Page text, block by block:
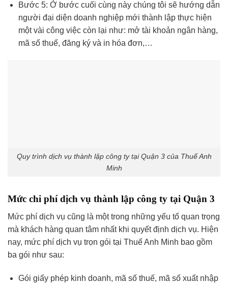
Bước 5: Ở bước cuối cùng này chúng tôi sẽ hướng dẫn
người đại diện doanh nghiệp mới thành lập thực hiện
một vài công việc còn lại như: mở tài khoản ngân hàng,
mã số thuế, đăng ký và in hóa đơn,…
Quy trình dịch vụ thành lập công ty tại Quận 3 của Thuế Anh
Minh
Mức chi phí dịch vụ thành lập công ty tại Quận 3
Mức phí dịch vụ cũng là một trong những yếu tố quan trọng
mà khách hàng quan tâm nhất khi quyết định dịch vụ. Hiện
nay, mức phí dịch vụ trọn gói tại Thuế Anh Minh bao gồm
ba gói như sau:
Gói giấy phép kinh doanh, mã số thuế, mã số xuất nhập